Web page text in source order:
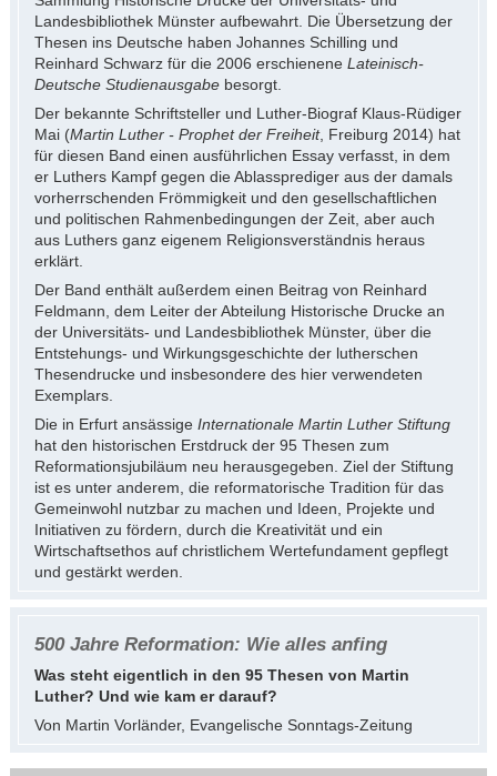
Landesbibliothek Münster aufbewahrt. Die Übersetzung der
Thesen ins Deutsche haben Johannes Schilling und
Reinhard Schwarz für die 2006 erschienene Lateinisch-
Deutsche Studienausgabebesorgt.
Der bekannte Schriftsteller und Luther-Biograf Klaus-Rüdiger
Mai (Martin Luther- Prophet der Freiheit, Freiburg 2014) hat
für diesen Band einen ausführlichen Essay verfasst, in dem
er Luthers Kampf gegen die Ablassprediger aus der damals
vorherrschenden Frömmigkeit und den gesellschaftlichen
und politischen Rahmenbedingungen der Zeit, aber auch
aus Luthers ganz eigenem Religionsverständnis heraus
erklärt.
Der Band enthält außerdem einen Beitrag von Reinhard
Feldmann, dem Leiter der Abteilung Historische Drucke an
der Universitäts- und Landesbibliothek Münster, über die
Entstehungs- und Wirkungsgeschichte der lutherschen
Thesendrucke und insbesondere des hier verwendeten
Exemplars.
Die in Erfurt ansässige Internationale Martin Luther Stiftung
hat den historischen Erstdruck der 95 Thesen zum
Reformationsjubiläum neu herausgegeben. Ziel der Stiftung
ist es unter anderem, die reformatorische Tradition für das
Gemeinwohl nutzbar zu machen und Ideen, Projekte und
Initiativen zu fördern, durch die Kreativität und ein
Wirtschaftsethos auf christlichem Wertefundament gepflegt
und gestärkt werden.
500 Jahre Reformation: Wie alles anfing
Was steht eigentlich in den 95 Thesen von Martin
Luther? Und wie kam er darauf?
Von Martin Vorländer, Evangelische Sonntags-Zeitung